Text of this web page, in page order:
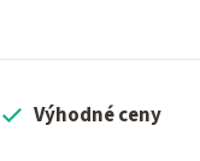
Výhodné ceny